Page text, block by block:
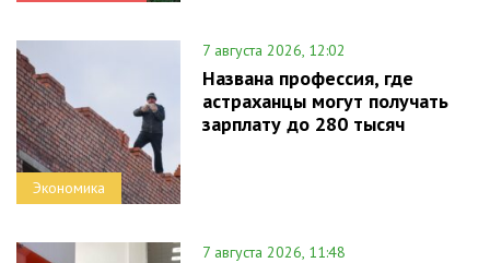
Экономика
7 августа 2026, 12:02
Названа профессия, где
астраханцы могут получать
зарплату до 280 тысяч
7 августа 2026, 11:48